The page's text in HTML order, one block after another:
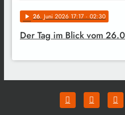
play_arrow 26. Juni 2026 17:17 · 02:30
Der Tag im Blick vom